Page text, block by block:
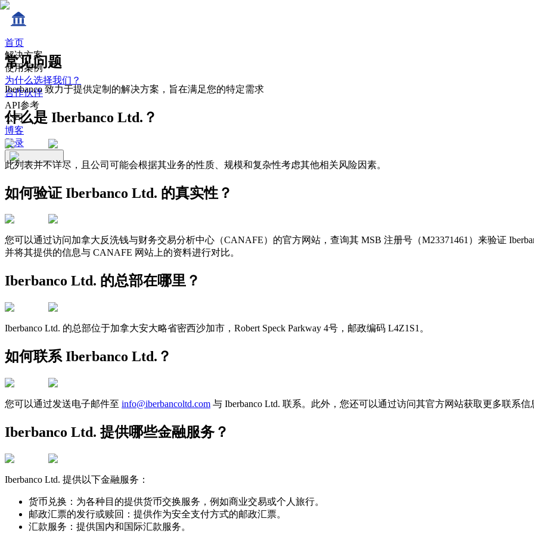
首页
解决方案
使用案例
为什么选择我们？
合作伙伴
API参考
公司
博客
登录
常见问题
Iberbanco 致力于提供定制的解决方案，旨在满足您的特定需求
什么是 Iberbanco Ltd.？
此列表并不详尽，且公司可能会根据其业务的性质、规模和复杂性考虑其他相关风险因素。
如何验证 Iberbanco Ltd. 的真实性？
您可以通过访问加拿大反洗钱与财务交易分析中心（CANAFE）的官方网站，查询其 MSB 注册号（M23371461）来验证
并将其提供的信息与 CANAFE 网站上的资料进行对比。
Iberbanco Ltd. 的总部在哪里？
Iberbanco Ltd. 的总部位于加拿大安大略省密西沙加市，Robert Speck Parkway 4号，邮政编码 L4Z1S1。
如何联系 Iberbanco Ltd.？
您可以通过发送电子邮件至 info@iberbancoltd.com 与 Iberbanco Ltd. 联系。此外，您还可以通过访问其官方网站获取更多联系信
Iberbanco Ltd. 提供哪些金融服务？
Iberbanco Ltd. 提供以下金融服务：
货币兑换：为各种目的提供货币交换服务，例如商业交易或个人旅行。
邮政汇票的发行或赎回：提供作为安全支付方式的邮政汇票。
汇款服务：提供国内和国际汇款服务。